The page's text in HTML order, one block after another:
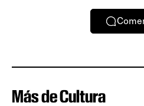
Más de Cultura